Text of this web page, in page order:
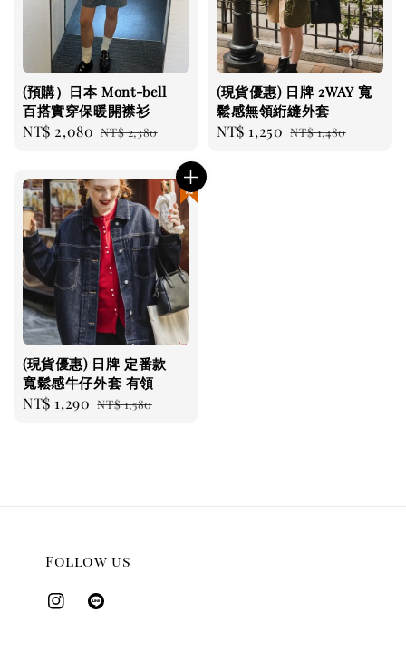
(預購）日本 Mont-bell
百搭實穿保暖開襟衫
Sale
NT$ 2,080 Regular
NT$ 2,380
(現貨優惠) 日牌 2WAY 寬
鬆感無領絎縫外套
Sale
NT$ 1,250 Regular
NT$ 1,480
(現貨優惠) 日牌 定番款
寬鬆感牛仔外套 有領
Sale
NT$ 1,290 Regular
NT$ 1,580
Follow us